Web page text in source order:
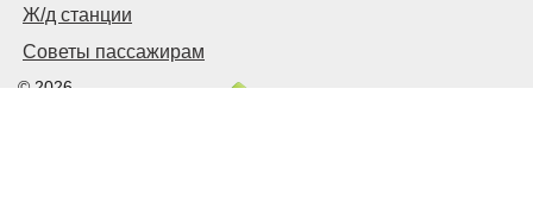
Ж/д станции
Советы пассажирам
© 2026